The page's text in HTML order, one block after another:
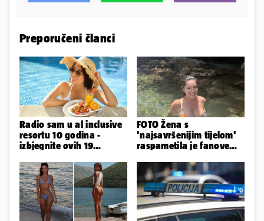
Preporučeni članci
Radio sam u al inclusive
resortu 10 godina -
izbjegnite ovih 19
odmor
FOTO Žena s
'najsavršenijim tijelom'
raspametila je fanove
plićaka